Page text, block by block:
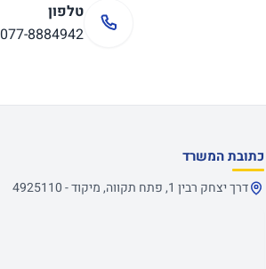
טלפון
077-8884942
כתובת המשרד
דרך יצחק רבין 1, פתח תקווה, מיקוד - 4925110